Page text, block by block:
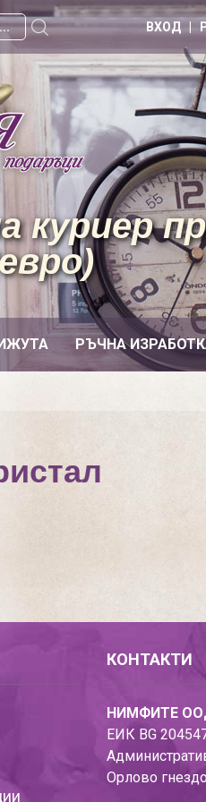
ВХОД |
РЪЧНА
КОНТАКТИ
НИМФИТЕ
ЕИК BG
Орлово